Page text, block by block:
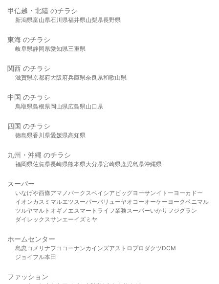
甲信越・北陸 のチラシ
新潟県富山県石川県福井県山梨県長野県
東海 のチラシ
岐阜県静岡県愛知県三重県
関西 のチラシ
滋賀県京都府大阪府兵庫県奈良県和歌山県
中国 のチラシ
鳥取県島根県岡山県広島県山口県
四国 のチラシ
徳島県香川県愛媛県高知県
九州・沖縄 のチラシ
福岡県佐賀県長崎県熊本県大分県宮崎県鹿児島県沖縄県
スーパー
いなげや西條アマノパークスベイシア ビッグヨーサンイトーヨーカドー
イオンカスミ マルエツスーパーバリューヤオコーオーケー ヨークベニマル
ツルヤマルト オギノ エスマート ライフ業務スーパーいかり フジグラン
ダイレックスサンエーイズミヤ
ホームセンター
島忠 コメリ ナフコ コーナンカインズアストロプロダクツDCM
ジョイフル本田
ファッション